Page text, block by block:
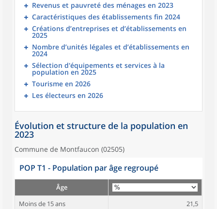
Revenus et pauvreté des ménages en 2023
Caractéristiques des établissements fin 2024
Créations d’entreprises et d’établissements en
2025
Nombre d’unités légales et d’établissements en
2024
Sélection d'équipements et services à la
population en 2025
Tourisme en 2026
Les électeurs en 2026
Évolution et structure de la population en
2023
Commune de Montfaucon (02505)
POP T1 - Population par âge regroupé
Âge
Moins de 15 ans
21,5